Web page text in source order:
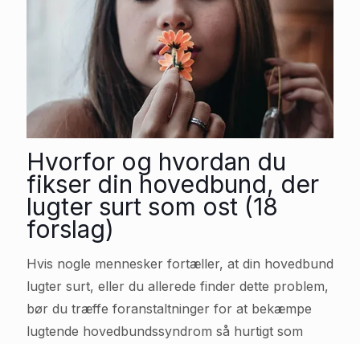
Hvorfor og hvordan du
fikser din hovedbund, der
lugter surt som ost (18
forslag)
Hvis nogle mennesker fortæller, at din hovedbund
lugter surt, eller du allerede finder dette problem,
bør du træffe foranstaltninger for at bekæmpe
lugtende hovedbundssyndrom så hurtigt som